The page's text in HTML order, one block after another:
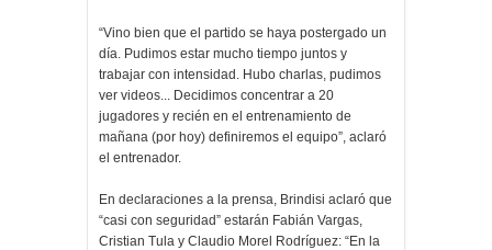
“Vino bien que el partido se haya postergado un
día. Pudimos estar mucho tiempo juntos y
trabajar con intensidad. Hubo charlas, pudimos
ver videos... Decidimos concentrar a 20
jugadores y recién en el entrenamiento de
mañana (por hoy) definiremos el equipo”, aclaró
el entrenador.
En declaraciones a la prensa, Brindisi aclaró que
“casi con seguridad” estarán Fabián Vargas,
Cristian Tula y Claudio Morel Rodríguez: “En la